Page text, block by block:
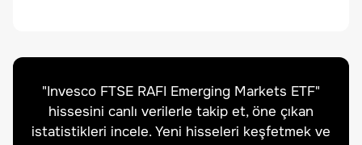
"Invesco FTSE RAFI Emerging Markets ETF"
hissesini canlı verilerle takip et, öne çıkan
istatistikleri incele. Yeni hisseleri keşfetmek ve